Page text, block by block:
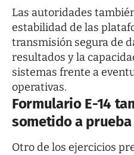
Las autoridades
estabilidad de las
transmisión segura de
resultados y la
sistemas frente a
operativas.
Formulario E-14
sometido a
Otro de los ejercicios